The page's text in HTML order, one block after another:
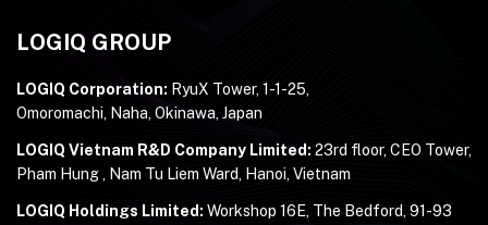
LOGIQ GROUP
LOGIQ Corporation: RyuX Tower, 1-1-25,
Omoromachi, Naha, Okinawa, Japan
LOGIQ Vietnam R&D Company Limited: 23rd floor, CEO Tower,
Pham Hung , Nam Tu Liem Ward, Hanoi, Vietnam
LOGIQ Holdings Limited: Workshop 16E, The Bedford, 91-93